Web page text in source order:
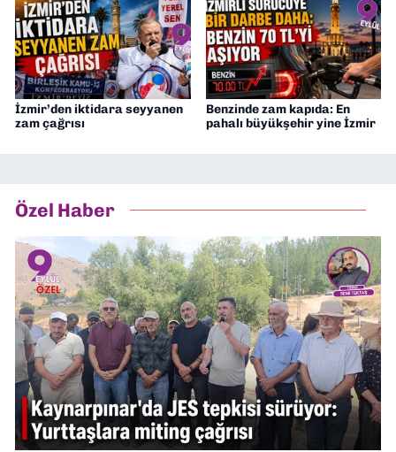
İzmir’den iktidara seyyanen
zam çağrısı
Benzinde zam kapıda: En
pahalı büyükşehir yine İzmir
Özel Haber